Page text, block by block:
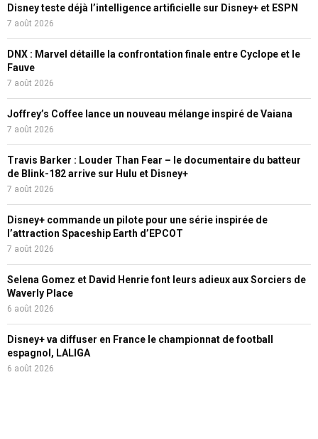
Disney teste déjà l’intelligence artificielle sur Disney+ et ESPN
7 août 2026
DNX : Marvel détaille la confrontation finale entre Cyclope et le
Fauve
7 août 2026
Joffrey’s Coffee lance un nouveau mélange inspiré de Vaiana
7 août 2026
Travis Barker : Louder Than Fear – le documentaire du batteur
de Blink-182 arrive sur Hulu et Disney+
7 août 2026
Disney+ commande un pilote pour une série inspirée de
l’attraction Spaceship Earth d’EPCOT
7 août 2026
Selena Gomez et David Henrie font leurs adieux aux Sorciers de
Waverly Place
6 août 2026
Disney+ va diffuser en France le championnat de football
espagnol, LALIGA
6 août 2026